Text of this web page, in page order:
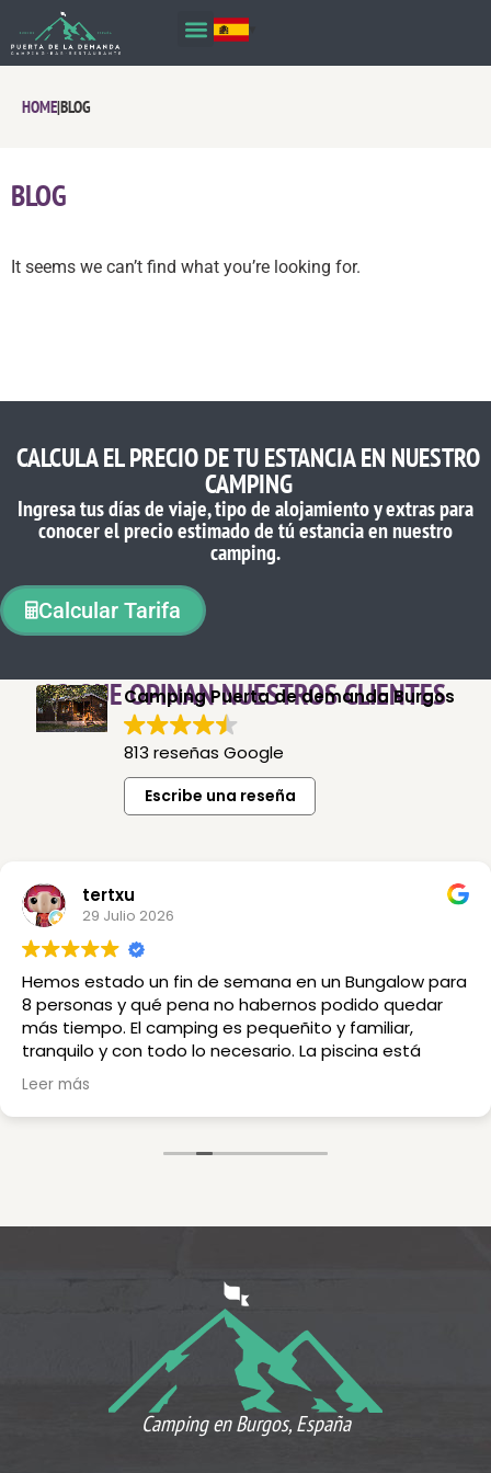
HOME|BLOG
BLOG
It seems we can’t find what you’re looking for.
CALCULA EL PRECIO DE TU ESTANCIA EN NUESTRO
CAMPING
Ingresa tus días de viaje, tipo de alojamiento y extras para
conocer el precio estimado de tú estancia en nuestro
camping.
Calcular Tarifa
LO QUE OPINAN NUESTROS CLIENTES
Camping Puerta de demanda Burgos
813 reseñas Google
Escribe una reseña
tertxu
29 Julio 2026
Hemos estado un fin de semana en un Bungalow para
8 personas y qué pena no habernos podido quedar
más tiempo. El camping es pequeñito y familiar,
tranquilo y con todo lo necesario. La piscina está
impecable y los baños y vestuarios comunes son
amplios y también están muy limpios, solo echamos
en falta secador. Nuestro bungalow para 8 estaba
entrada del parking, muy cerca. Comimos en el
restaurante de raciones y estaba todo muy rico, los
torreznos de soria, las croquetas de jamón y la cecina
(ñam) merecen mención aparte. TODO el personal
increíble, desde quien nos atendió las reservas en
primer lugar y que gestionó de manera impecable
algún problemilla inicial, pasando por la socorrista, los
camareros del restaurante, todos, profesionales y
Leer más
Camping en Burgos, España